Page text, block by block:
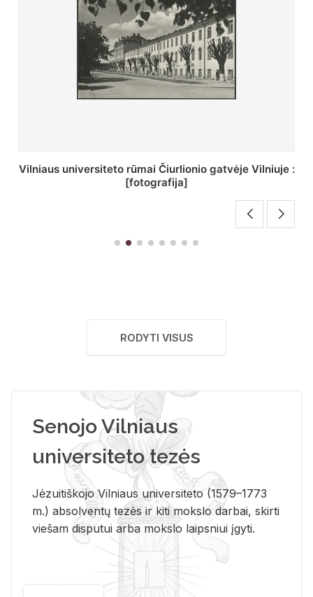
St. Batoro universiteto J. Pilsudskio kolegija :
[fotografija]
RODYTI VISUS
Senojo Vilniaus
universiteto tezės
Jėzuitiškojo Vilniaus universiteto (1579–1773
m.) absolventų tezės ir kiti mokslo darbai, skirti
viešam disputui arba mokslo laipsniui įgyti.